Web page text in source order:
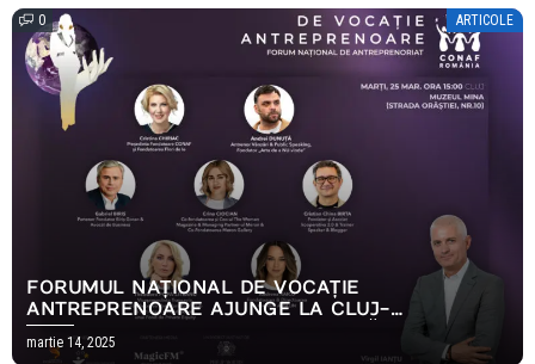
0 ARTICOLE
FORUMUL NAȚIONAL DE VOCAȚIE
ANTREPRENOARE AJUNGE LA CLUJ-
NAPOCA///CREȘTEREA ECONOMICĂ ARE UN
NOU NUME – ANTREPRENORIATUL FEMININ
martie 14, 2025